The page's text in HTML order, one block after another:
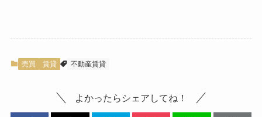
売買 賃貸 不動産賃貸
よかったらシェアしてね！